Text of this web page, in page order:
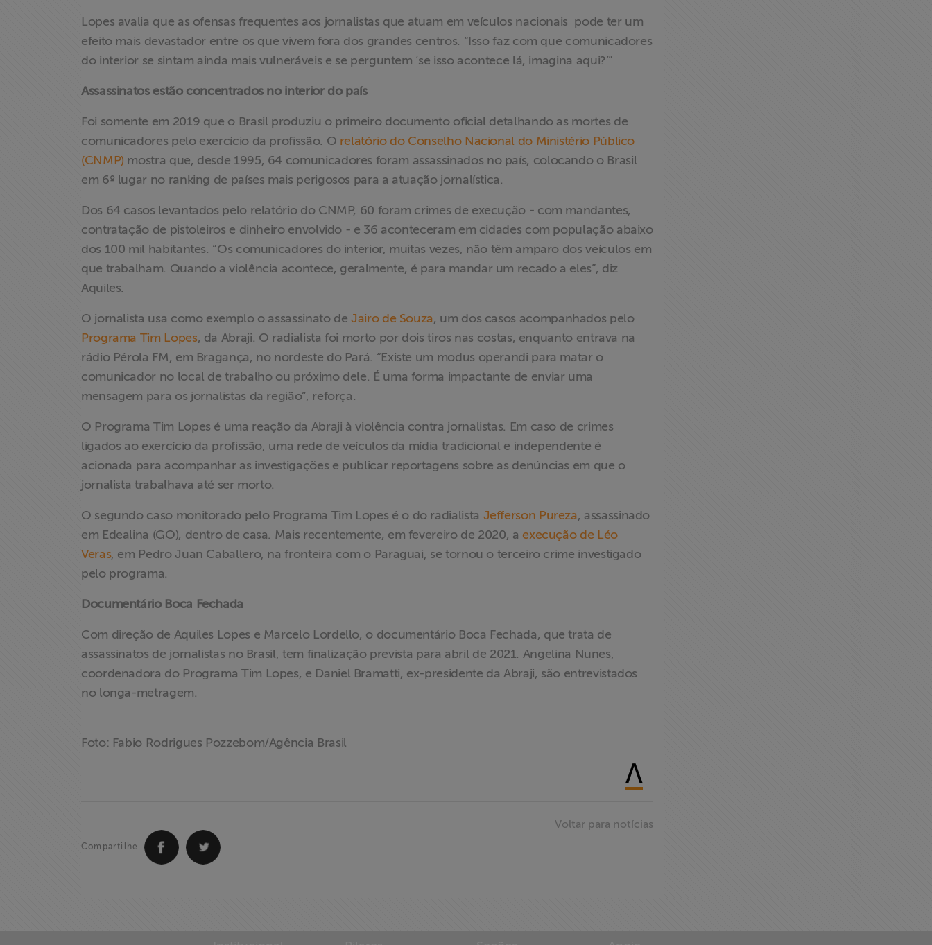
Lopes avalia que as ofensas frequentes aos jornalistas que atuam em veículos nacionais pode ter um
efeito mais devastador entre os que vivem fora dos grandes centros. “Isso faz com que comunicadores
do interior se sintam ainda mais vulneráveis e se perguntem ‘se isso acontece lá, imagina aqui?’”
Assassinatos estão concentrados no interior do país
Foi somente em 2019 que o Brasil produziu o primeiro documento oficial detalhando as mortes de
comunicadores pelo exercício da profissão. O relatório do Conselho Nacional do Ministério Público
(CNMP) mostra que, desde 1995, 64 comunicadores foram assassinados no país, colocando o Brasil
em 6º lugar no ranking de países mais perigosos para a atuação jornalística.
Dos 64 casos levantados pelo relatório do CNMP, 60 foram crimes de execução - com mandantes,
contratação de pistoleiros e dinheiro envolvido - e 36 aconteceram em cidades com população abaixo
dos 100 mil habitantes. “Os comunicadores do interior, muitas vezes, não têm amparo dos veículos em
que trabalham. Quando a violência acontece, geralmente, é para mandar um recado a eles”, diz
Aquiles.
O jornalista usa como exemplo o assassinato deJairo de Souza, um dos casos acompanhados pelo
Programa Tim Lopes, da Abraji. O radialista foi morto por dois tiros nas costas, enquanto entrava na
rádio Pérola FM, em Bragança, no nordeste do Pará. “Existe um modus operandi para matar o
comunicador no local de trabalho ou próximo dele. É uma forma impactante de enviar uma
mensagem para os jornalistas da região”, reforça.
O Programa Tim Lopes é uma reação da Abraji à violência contra jornalistas. Em caso de crimes
ligados ao exercício da profissão, uma rede de veículos da mídia tradicional e independente é
acionada para acompanhar as investigações e publicar reportagens sobre as denúncias em que o
jornalista trabalhava até ser morto.
O segundo caso monitorado pelo Programa Tim Lopes é o do radialista Jefferson Pureza, assassinado
em Edealina (GO), dentro de casa. Mais recentemente, em fevereiro de 2020, aexecução de Léo
Veras, em Pedro Juan Caballero, na fronteira com o Paraguai, se tornou o terceiro crime investigado
pelo programa.
Documentário Boca Fechada
Com direção de Aquiles Lopes e Marcelo Lordello, o documentário Boca Fechada, que trata de
assassinatos de jornalistas no Brasil, tem finalização prevista para abril de 2021. Angelina Nunes,
coordenadora do Programa Tim Lopes, e Daniel Bramatti, ex-presidente da Abraji, são entrevistados
no longa-metragem.
Foto: Fabio Rodrigues Pozzebom/Agência Brasil
Compartilhe
Voltar para notícias